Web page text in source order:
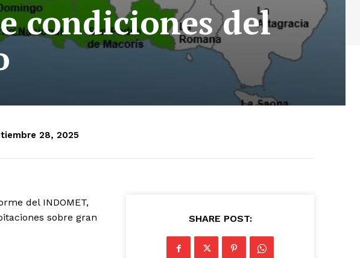
condiciones del
28, 2025
del INDOMET,
sobre gran
SHARE POST: